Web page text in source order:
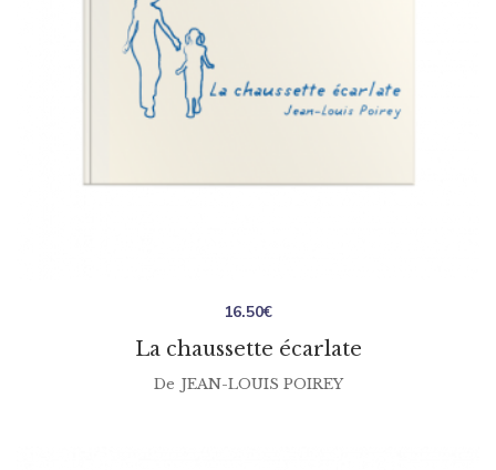
La chaussette écarlate
16.50€
De JEAN-LOUIS POIREY